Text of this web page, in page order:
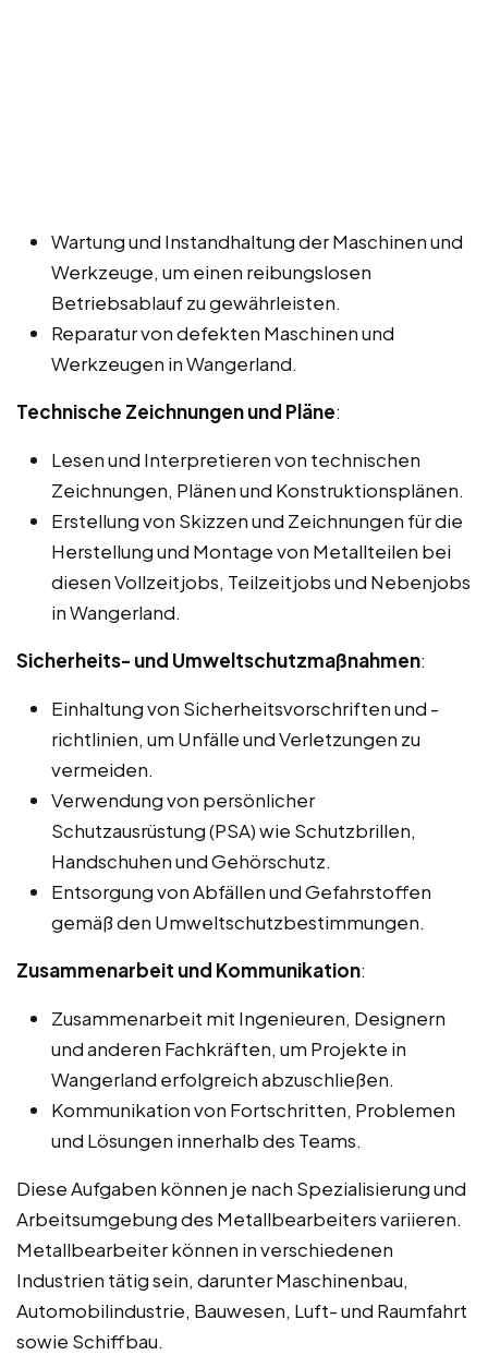
Wartung und Instandhaltung der Maschinen und
Werkzeuge, um einen reibungslosen
Betriebsablauf zu gewährleisten.
Reparatur von defekten Maschinen und
Werkzeugen in Wangerland.
Technische Zeichnungen und Pläne:
Lesen und Interpretieren von technischen
Zeichnungen, Plänen und Konstruktionsplänen.
Erstellung von Skizzen und Zeichnungen für die
Herstellung und Montage von Metallteilen bei
diesen Vollzeitjobs, Teilzeitjobs und Nebenjobs
in Wangerland.
Sicherheits- und Umweltschutzmaßnahmen:
Einhaltung von Sicherheitsvorschriften und -
richtlinien, um Unfälle und Verletzungen zu
vermeiden.
Verwendung von persönlicher
Schutzausrüstung (PSA) wie Schutzbrillen,
Handschuhen und Gehörschutz.
Entsorgung von Abfällen und Gefahrstoffen
gemäß den Umweltschutzbestimmungen.
Zusammenarbeit und Kommunikation:
Zusammenarbeit mit Ingenieuren, Designern
und anderen Fachkräften, um Projekte in
Wangerland erfolgreich abzuschließen.
Kommunikation von Fortschritten, Problemen
und Lösungen innerhalb des Teams.
Diese Aufgaben können je nach Spezialisierung und
Arbeitsumgebung des Metallbearbeiters variieren.
Metallbearbeiter können in verschiedenen
Industrien tätig sein, darunter Maschinenbau,
Automobilindustrie, Bauwesen, Luft- und Raumfahrt
sowie Schiffbau.